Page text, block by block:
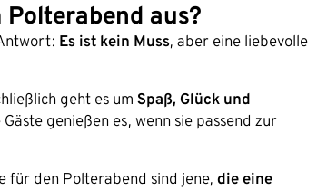
Polterabend aus?
Es ist kein Muss, aber eine liebevolle
geht es um Spaß, Glück und
genießen es, wenn sie passend zur
für den Polterabend sind jene, die eine